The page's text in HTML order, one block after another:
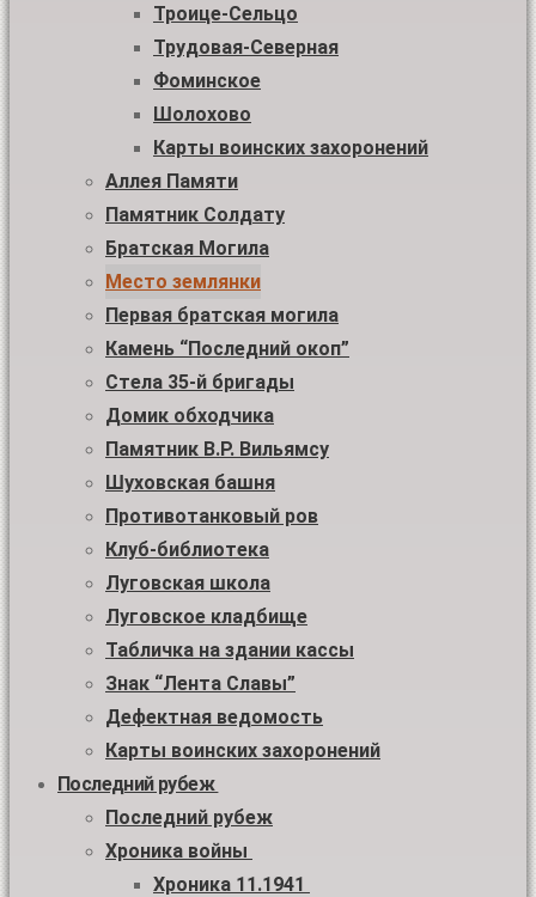
Троице-Сельцо
Трудовая-Северная
Фоминское
Шолохово
Карты воинских захоронений
Аллея Памяти
Памятник Солдату
Братская Могила
Место землянки
Первая братская могила
Камень “Последний окоп”
Стела 35-й бригады
Домик обходчика
Памятник В.Р. Вильямсу
Шуховская башня
Противотанковый ров
Клуб-библиотека
Луговская школа
Луговское кладбище
Табличка на здании кассы
Знак “Лента Славы”
Дефектная ведомость
Карты воинских захоронений
Последний рубеж
Последний рубеж
Хроника войны
Хроника 11.1941